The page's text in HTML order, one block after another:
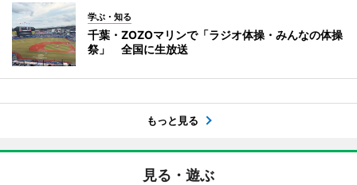
学ぶ・知る
千葉・ZOZOマリンで「ラジオ体操・みんなの体操
祭」 全国に生放送
もっと見る
見る・遊ぶ